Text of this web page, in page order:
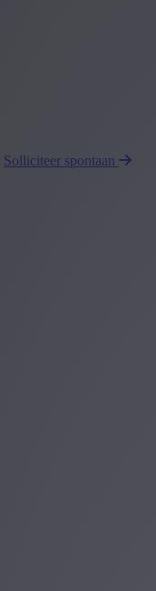
Solliciteer spontaan